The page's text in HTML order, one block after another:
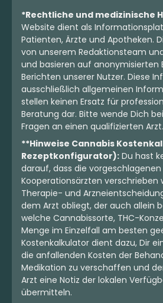
*Rechtliche und medizinische
Website dient als
Patienten, Ärzte und Apotheken.
von unserem Redaktionsteam
und basieren auf anonymisierten
Berichten unserer Nutzer. Diese
ausschließlich allgemeinen
stellen keinen Ersatz für
Beratung dar. Bitte wende Dich
Fragen an einen qualifizierten Arzt.
**Hinweise Cannabis
Rezeptkonfigurator): Du hast
darauf, dass die
Kooperationsärzten verschrieben
Therapie- und
dem Arzt obliegt, der auch allein
welche Cannabissorte, THC-
Menge im Einzelfall am besten
Kostenkalkulator dient dazu, Dir
die anfallenden Kosten der
Medikation zu verschaffen und
Arzt eine Notiz der lokalen
übermitteln.